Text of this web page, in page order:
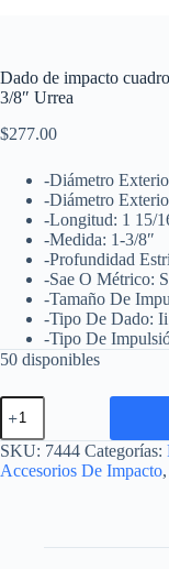
Dado de impacto
3/8″ Urrea
$277.00
-Diámetro
-Diámetro
-Longitud: 1 15/
-Medida: 1-3/8″
-Profundidad
-Sae O Métrico:
-Tamaño De
-Tipo De Dado: Ii
-Tipo De
50 disponibles
Dado
de
impacto
cuadro
de
SKU: 7444 Categorías:
Accesorios De Impacto,